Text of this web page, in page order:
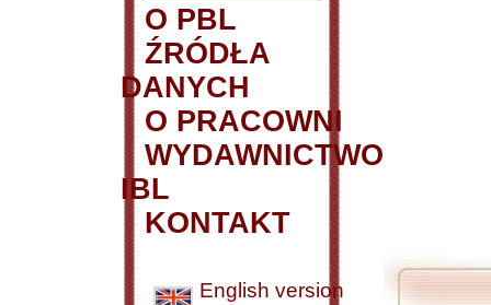
O PBL
ŹRÓDŁA
DANYCH
O PRACOWNI
WYDAWNICTWO
IBL
KONTAKT
English version